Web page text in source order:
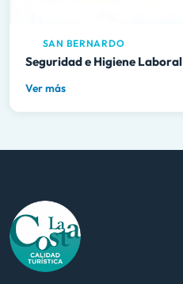
SAN BERNARDO
Seguridad e Higiene Laboral
Ver más